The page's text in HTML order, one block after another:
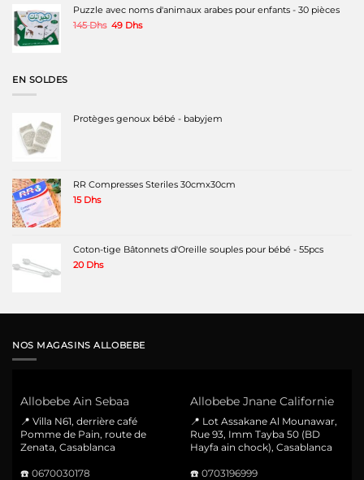
Puzzle avec noms d'animaux arabes pour enfants - 30 pièces
145Dhs Le
49 DhsLe
EN SOLDES
Protèges genoux bébé - babyjem
RR Compresses Steriles 30cmx30cm
15 Dhs
Coton-tige Bâtonnets d'Oreille souples pour bébé - 55pcs
20 Dhs
NOS MAGASINS ALLOBEBE
Allobebe Ain Sebaa
📍 Villa N61, derrière café
Pomme de Pain, route de
Zenata, Casablanca
☎️ 0670030178
Allobebe Jnane Californie
📍 Lot Assakane Al Mounawar,
Rue 93, Imm Tayba 50 (BD
Hayfa ain chock), Casablanca
☎️ 0703196999